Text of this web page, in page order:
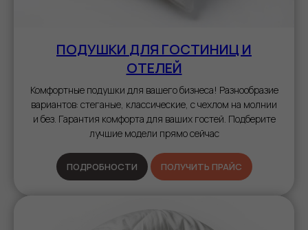
ПОДУШКИ ДЛЯ ГОСТИНИЦ И
ОТЕЛЕЙ
Комфортные подушки для вашего бизнеса! Разнообразие
вариантов: стеганые, классические, с чехлом на молнии
и без. Гарантия комфорта для ваших гостей. Подберите
лучшие модели прямо сейчас
ПОДРОБНОСТИ ПОЛУЧИТЬ ПРАЙС